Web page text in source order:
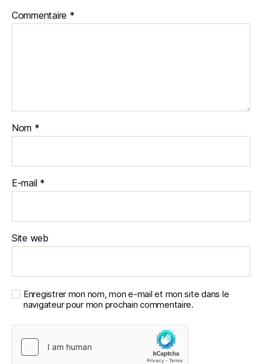
Commentaire *
Nom *
E-mail *
Site web
Enregistrer mon nom, mon e-mail et mon site dans le
navigateur pour mon prochain commentaire.